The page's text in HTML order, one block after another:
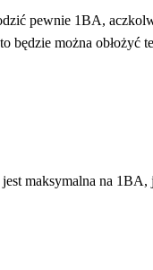
pewnie 1BA,
będzie można obłożyć
maksymalna na